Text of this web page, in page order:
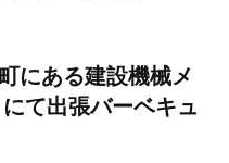
にある建設機械メ
て出張バーベキュ